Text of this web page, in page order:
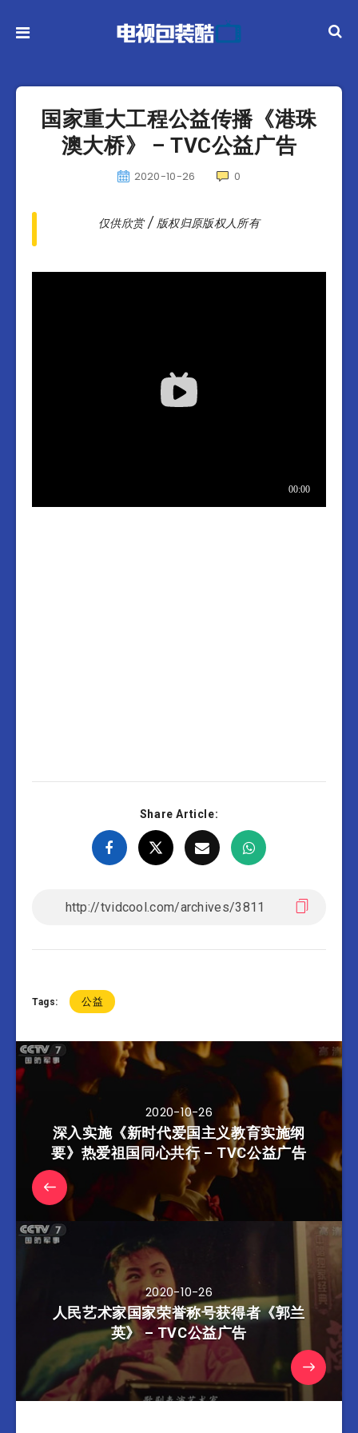
国家重大工程公益传播《港珠
澳大桥》 – TVC公益广告
2020-10-26 0
仅供欣赏 / 版权归原版权人所有
Share Article:
Tags: 公益
2020-10-26
深入实施《新时代爱国主义教育实施纲
要》热爱祖国同心共行 – TVC公益广告
2020-10-26
人民艺术家国家荣誉称号获得者《郭兰
英》 – TVC公益广告